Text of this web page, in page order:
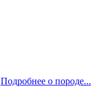
Подробнее о породе...